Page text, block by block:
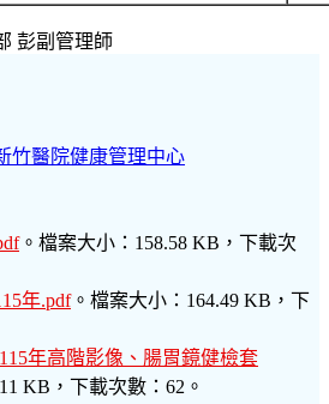
部 彭副管理師
竹醫院健康管理中心
。檔案大小：158.58 KB，下載次
年.pdf。檔案大小：164.49 KB，下
年高階影像、腸胃鏡健檢套
KB，下載次數：62。